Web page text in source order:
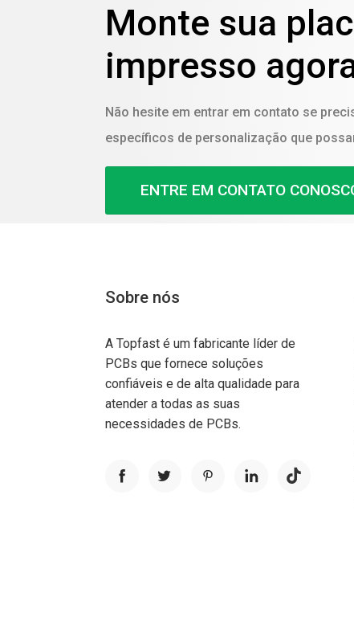
Monte sua
impresso
Não hesite em entrar em contato se
específicos de personalização que
ENTRE EM CONTATO
Sobre nós
A Topfast é um fabricante líder de
PCBs que fornece soluções
confiáveis e de alta qualidade para
atender a todas as suas
necessidades de PCBs.